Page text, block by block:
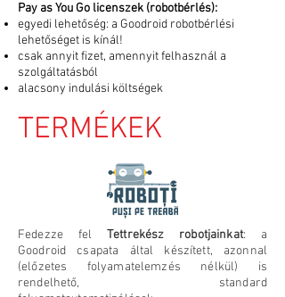
Pay as You Go licenszek (robotbérlés):
egyedi lehetőség: a Goodroid robotbérlési
lehetőséget is kínál!
csak annyit fizet, amennyit felhasznál a
szolgáltatásból
alacsony indulási költségek
TERMÉKEK
Fedezze felTettrekész robotjainkat: a
Goodroid csapata által készített, azonnal
(előzetes folyamatelemzés nélkül) is
rendelhető, standard